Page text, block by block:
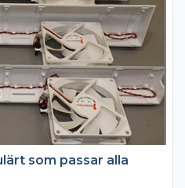
som passar alla